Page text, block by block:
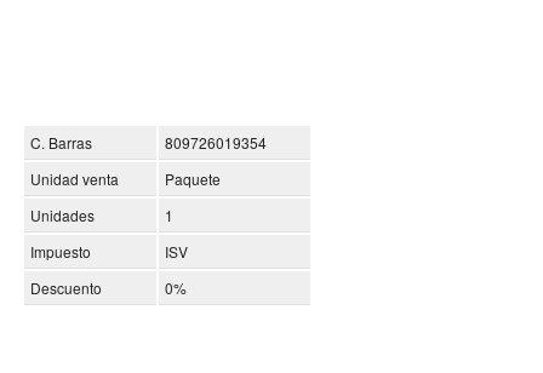
C. Barras
809726019354
Unidad venta
Paquete
Unidades
1
Impuesto
ISV
Descuento
0%